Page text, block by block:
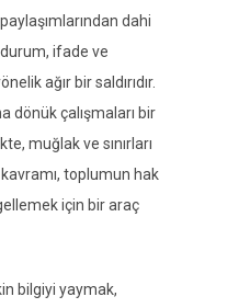
dahi
ifade ve
ağır bir saldırıdır.
dönük çalışmaları bir
muğlak ve sınırları
kavramı, toplumun hak
için bir araç
bilgiyi yaymak,